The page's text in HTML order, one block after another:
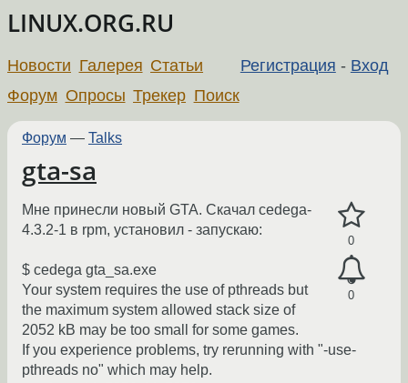
LINUX.ORG.RU
Регистрация - Вход
Новости Галерея Статьи
Форум Опросы Трекер Поиск
Форум — Talks
gta-sa
0
0
Мне принесли новый GTA. Скачал cedega-
4.3.2-1 в rpm, установил - запускаю:
$ cedega gta_sa.exe
Your system requires the use of pthreads but
the maximum system allowed stack size of
2052 kB may be too small for some games.
If you experience problems, try rerunning with "-use-
pthreads no" which may help.